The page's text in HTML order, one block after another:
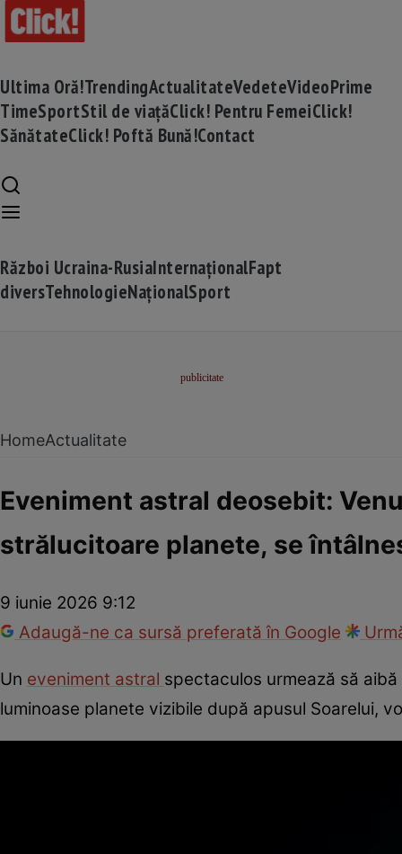
Ultima Oră!TrendingActualitateVedeteVideoPrime
TimeSportStil de viațăClick! Pentru FemeiClick!
SănătateClick! Poftă Bună!Contact
Război Ucraina-RusiaInternaționalFapt
diversTehnologieNaționalSport
HomeActualitate
Eveniment astral deosebit:
strălucitoare planete, se
9 iunie 2026 9:12
Adaugă-ne ca sursă preferată în Google
Un eveniment astral spectaculos urmează să
luminoase planete vizibile după apusul Soarelui,